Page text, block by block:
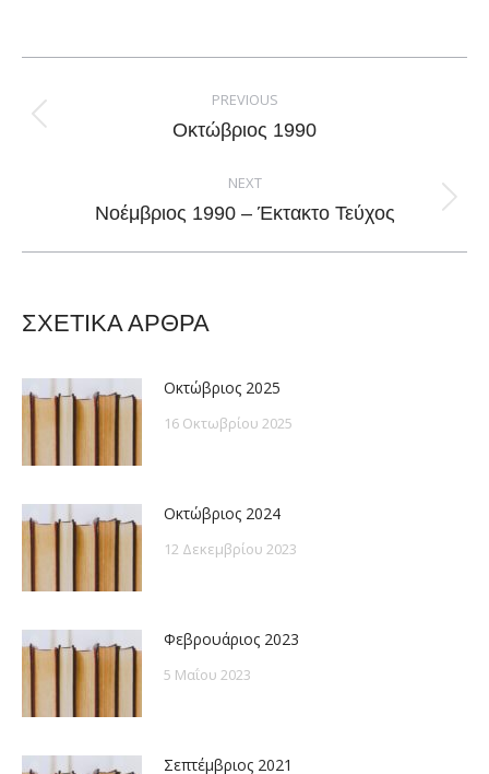
Facebook
X
PinterestLinkedIn
navigation
PREVIOUS
Previous
Οκτώβριος 1990
NEXT
Next
Νοέμβριος 1990 – Έκτακτο Τεύχος
ΣΧΕΤΙΚΑ ΑΡΘΡΑ
Οκτώβριος 2025
16 Οκτωβρίου 2025
Οκτώβριος 2024
12 Δεκεμβρίου 2023
Φεβρουάριος 2023
5 Μαΐου 2023
Σεπτέμβριος 2021